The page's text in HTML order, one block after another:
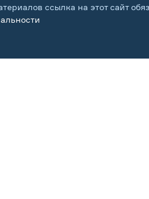
ссылка на этот сайт